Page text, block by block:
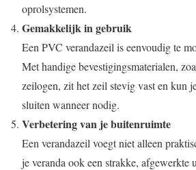
oprolsystemen.
Gemakkelijk in gebruik
Een PVC verandazeil is eenvoudig te
Met handige bevestigingsmaterialen,
zeilogen, zit het zeil stevig vast en kun
sluiten wanneer nodig.
Verbetering van je buitenruimte
Een verandazeil voegt niet alleen
je veranda ook een strakke, afgewerkte